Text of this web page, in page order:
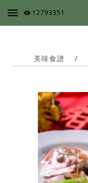
12793351
美味食譜 /